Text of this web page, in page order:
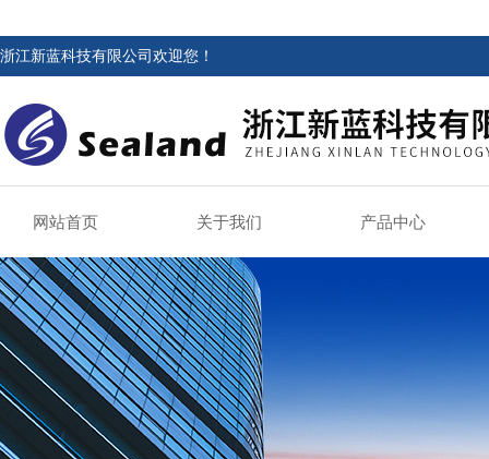
浙江新蓝科技有限公司欢迎您！
网站首页 关于我们 产品中心